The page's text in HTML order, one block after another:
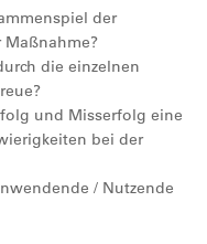
der
die einzelnen
und Misserfolg eine
bei der
/ Nutzende